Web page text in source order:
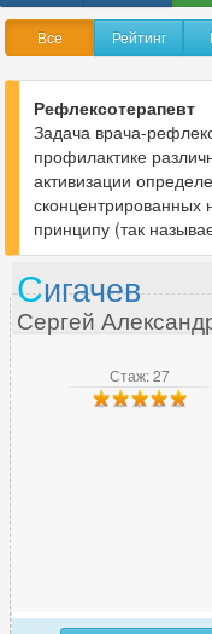
Аритмолог
Артролог
Б
Бариатрический хирург
Вегетолог
Венеролог
Врач ЛФК
Гастроэнтеролог
Все Рейтинг
Рефлексотерапевт
Задача врача-
профилактике
активизации
сконцентрированных
принципу (так
Стаж: 27
Сигачев
Сергей